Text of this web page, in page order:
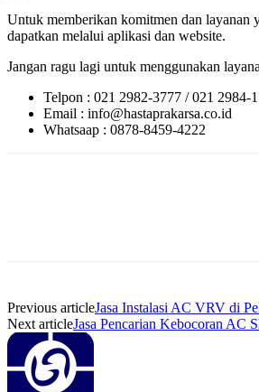
Untuk memberikan komitmen dan layanan
dapatkan melalui aplikasi dan website.
Jangan ragu lagi untuk menggunakan
Telpon : 021 2982-3777 / 021 2984-
Email : info@hastaprakarsa.co.id
Whatsaap : 0878-8459-4222
Previous articleJasa Instalasi AC VRV di
Next articleJasa Pencarian Kebocoran AC